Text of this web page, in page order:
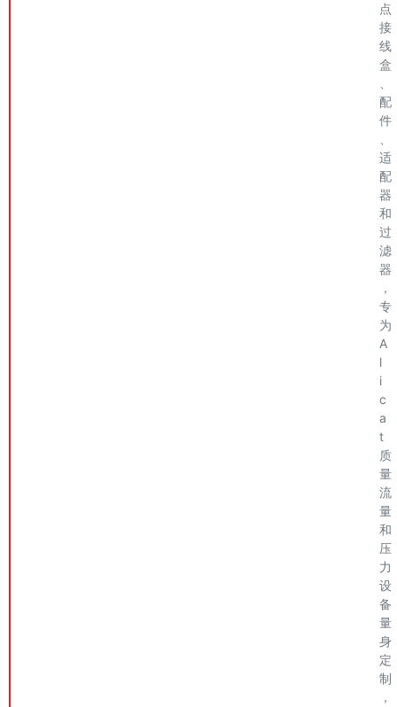
点
接
线
盒
配
件
适
配
器
和
过
滤
器
，
专
为
A
l
i
c
a
t
质
量
流
量
和
压
力
设
备
量
身
定
制
，